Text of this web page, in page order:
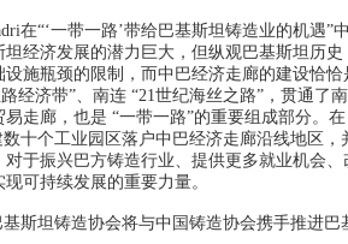
“‘一带一路’带给巴基斯坦铸造业的机遇”
经济发展的潜力巨大，但纵观巴基斯坦历
施瓶颈的限制，而中巴经济走廊的建设恰
经济带”、南连 “21世纪海丝之路”，贯通了
走廊，也是 “一带一路”的重要组成部分。在
十个工业园区落户中巴经济走廊沿线地区，
于振兴巴方铸造行业、提供更多就业机会
可持续发展的重要力量。
坦铸造协会将与中国铸造协会携手推进巴